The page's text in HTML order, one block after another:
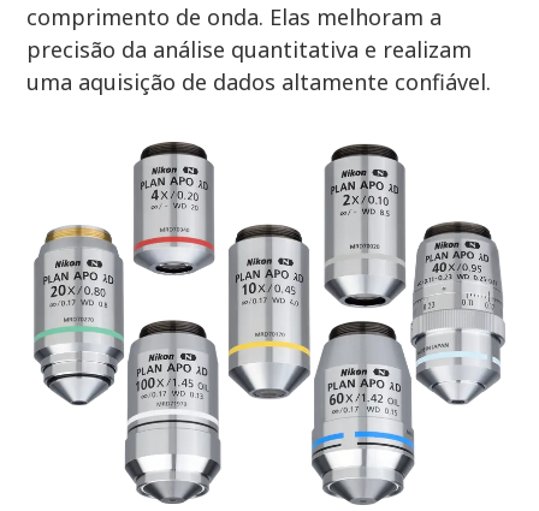
comprimento de onda. Elas melhoram a
precisão da análise quantitativa e realizam
uma aquisição de dados altamente confiável.